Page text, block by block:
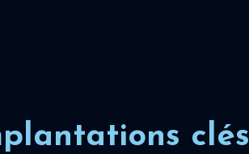
clés